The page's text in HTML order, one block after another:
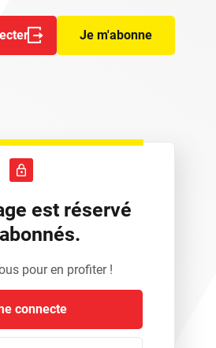
Je m'abonne
est réservé
pour en profiter !
connecte